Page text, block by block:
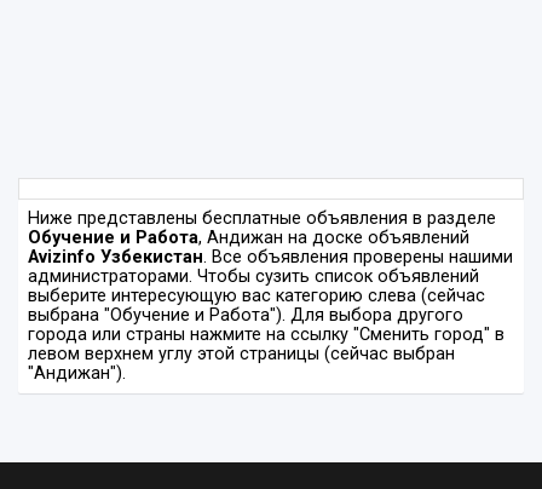
Ниже представлены бесплатные объявления в разделе
Обучение и Работа, Андижан на доске объявлений
Avizinfo Узбекистан. Все объявления проверены нашими
администраторами. Чтобы сузить список объявлений
выберите интересующую вас категорию слева (сейчас
выбрана "Обучение и Работа"). Для выбора другого
города или страны нажмите на ссылку "Сменить город" в
левом верхнем углу этой страницы (сейчас выбран
"Андижан").